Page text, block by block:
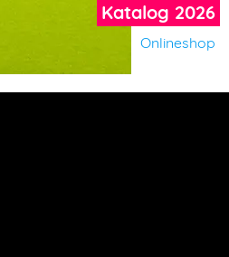
Katalog 2026
Onlineshop